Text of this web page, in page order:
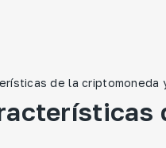
de la criptomoneda